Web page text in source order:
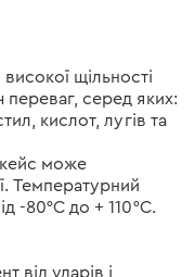
щільності
переваг, серед яких:
кислот, лугів та
кейс може
Температурний
-80°С до + 110°С.
від ударів і